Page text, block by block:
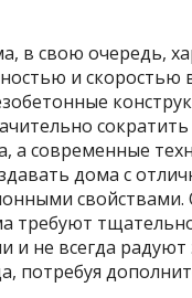
в свою очередь,
и скоростью
сократить
а современные
дома с
свойствами.
требуют
и не всегда радуют
потребуя